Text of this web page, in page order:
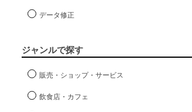
データ修正
ジャンルで探す
販売・ショップ・サービス
飲食店・カフェ